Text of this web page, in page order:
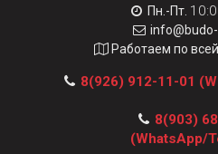
Пн.-Пт.
Работаем по
8(926) 912-11-01
8(903)
(WhatsApp/